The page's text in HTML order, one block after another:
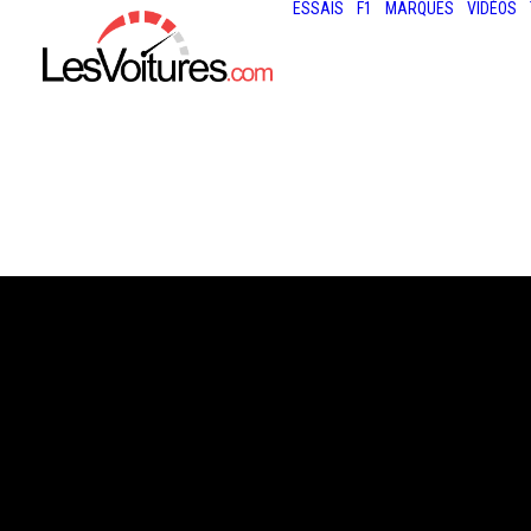
ESSAIS F1 MARQUES VIDÉOS